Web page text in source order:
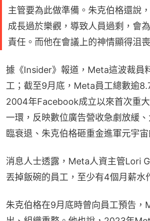
主管要為此做準備。朱克伯格還說
成長過於樂觀，導致人員過剩，會
責任。而他在會議上的神情顯得沮喪
據《Insider》報道，Meta這波裁員
工；截至9月底，Meta員工總數逾
2004年Facebook成立以來首次重
一環，反映數位廣告營收急劇放緩
臨衰退、朱克伯格砸重金進軍元宇宙
消息人士透露，Meta人資主管Lori
丟掉飯碗的員工，至少有4個月薪水
朱克伯格在9月底時曾向員工預告，